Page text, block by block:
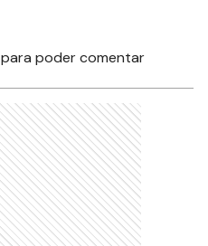
para poder comentar